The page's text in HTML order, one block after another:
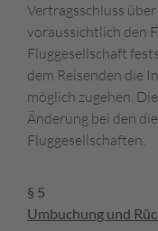
Vertragsschluss
voraussichtlich den
Fluggesellschaft
dem Reisenden die
möglich zugehen.
Änderung bei den
Fluggesellschaften.
§ 5
Umbuchung und